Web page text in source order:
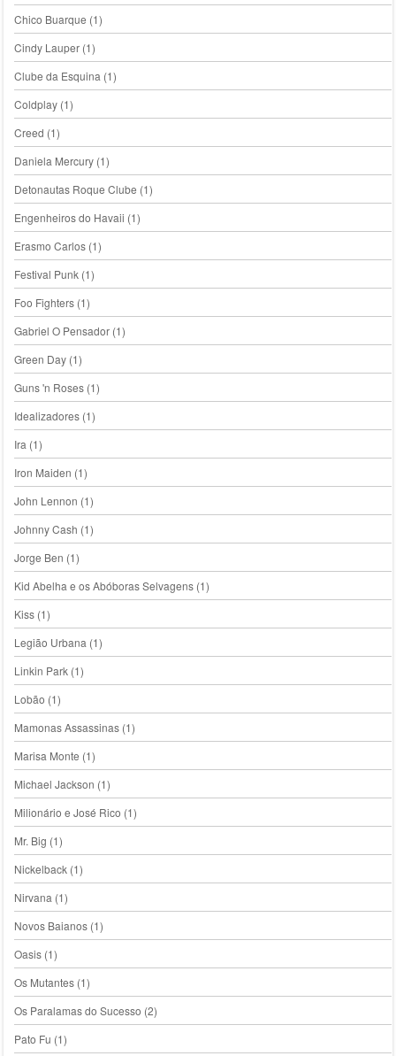
Chico Buarque (1)
Cindy Lauper(1)
Clube da Esquina (1)
Coldplay(1)
Creed (1)
Daniela Mercury(1)
Detonautas Roque Clube (1)
Engenheiros do Havaii (1)
Erasmo Carlos(1)
Festival Punk(1)
Foo Fighters(1)
Gabriel O Pensador(1)
Green Day(1)
Guns 'n Roses(1)
Idealizadores(1)
Ira (1)
Iron Maiden (1)
John Lennon (1)
Johnny Cash (1)
Jorge Ben (1)
Kid Abelha e os Abóboras Selvagens(1)
Kiss(1)
Legião Urbana (1)
Linkin Park(1)
Lobão (1)
Mamonas Assassinas(1)
Marisa Monte (1)
Michael Jackson (1)
Milionário e José Rico (1)
Mr. Big (1)
Nickelback(1)
Nirvana (1)
Novos Baianos(1)
Oasis(1)
Os Mutantes(1)
Os Paralamas do Sucesso (2)
Pato Fu (1)